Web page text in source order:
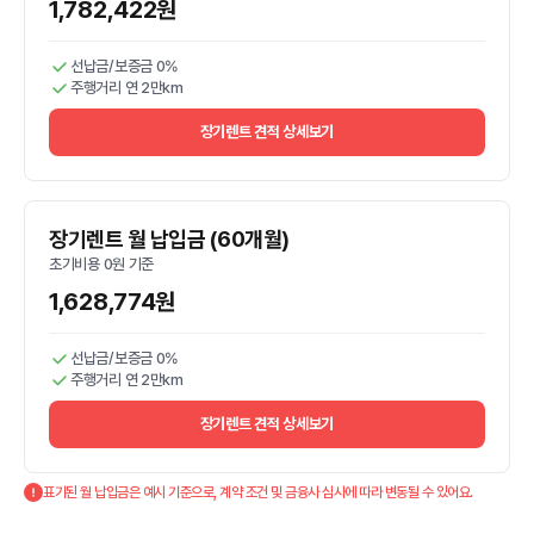
1,782,422원
선납금/보증금 0%
주행거리 연 2만km
장기렌트 견적 상세보기
장기렌트 월 납입금 (60개월)
초기비용 0원 기준
1,628,774원
선납금/보증금 0%
주행거리 연 2만km
장기렌트 견적 상세보기
표기된 월 납입금은 예시 기준으로, 계약 조건 및 금융사 심사에 따라 변동될 수 있어요.